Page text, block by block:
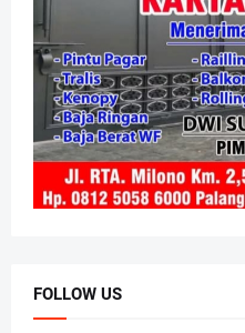
FOLLOW US